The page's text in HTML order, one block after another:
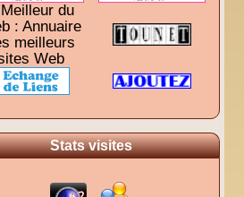
Stats visites